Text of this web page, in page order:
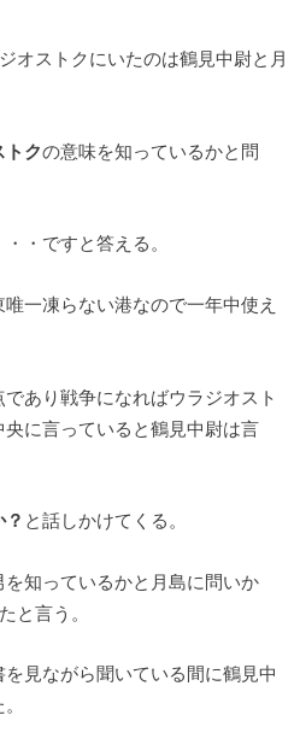
オストクにいたのは鶴見中尉と月
トクの意味を知っているかと問
・・ですと答える。
一凍らない港なので一年中使え
あり戦争になればウラジオスト
に言っていると鶴見中尉は言
？ と話しかけてくる。
知っているかと月島に問いか
と言う。
見ながら聞いている間に鶴見中